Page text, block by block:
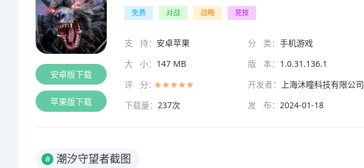
安卓版下载
苹果版下载
免费 对战 战略 竞技
支 持： 安卓苹果 分 类： 手机游戏
大 小： 147 MB 版 本： 1.0.31.136.1
评 分：
开发者：
上海沐瞳科技有限公司
下载量： 237次 发 布： 2024-01-18
# 潮汐守望者截图